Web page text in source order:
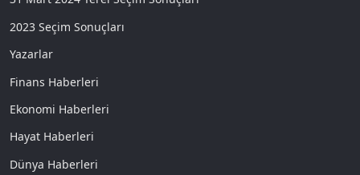
2023 Seçim Sonuçları
Yazarlar
Finans Haberleri
Ekonomi Haberleri
Hayat Haberleri
Dünya Haberleri